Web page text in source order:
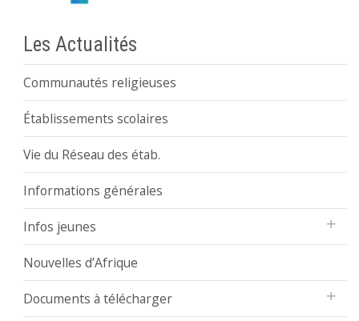
Les Actualités
Communautés religieuses
Établissements scolaires
Vie du Réseau des étab.
Informations générales
Infos jeunes
Nouvelles d’Afrique
Documents à télécharger